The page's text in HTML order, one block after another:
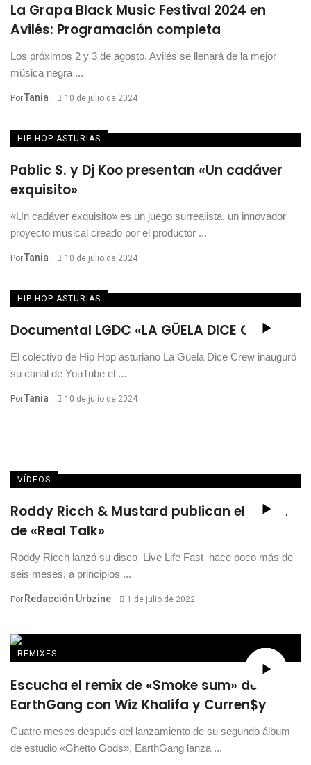
La Grapa Black Music Festival 2024 en
Avilés: Programación completa
Los próximos 2 y 3 de agosto, Avilés se llenará de la mejor
música negra ...
PorTania 10 de julio de 2024
HIP HOP ASTURIAS
Pablic S. y Dj Koo presentan «Un cadáver
exquisito»
«Un cadáver exquisito» es un juego surrealista, un innovador
proyecto musical creado por el productor ...
PorTania 10 de julio de 2024
HIP HOP ASTURIAS
Documental LGDC «LA GÜELA DICE CREW»
El colectivo de Hip Hop asturiano La Güela Dice Crew inauguró
su canal de YouTube el ...
PorTania 10 de julio de 2024
VÍDEOS
Roddy Ricch & Mustard publican el visual
de «Real Talk»
Roddy Ricch lanzó su disco Live Life Fast hace poco más de
seis meses, a principios ...
Por Redacción Urbzine 1 de julio de 2022
REMIXES
Escucha el remix de «Smoke sum» de
EarthGang con Wiz Khalifa y Curren$y
Cuatro meses después del lanzamiento de su segundo álbum
de estudio «Ghetto Gods», EarthGang lanza ...